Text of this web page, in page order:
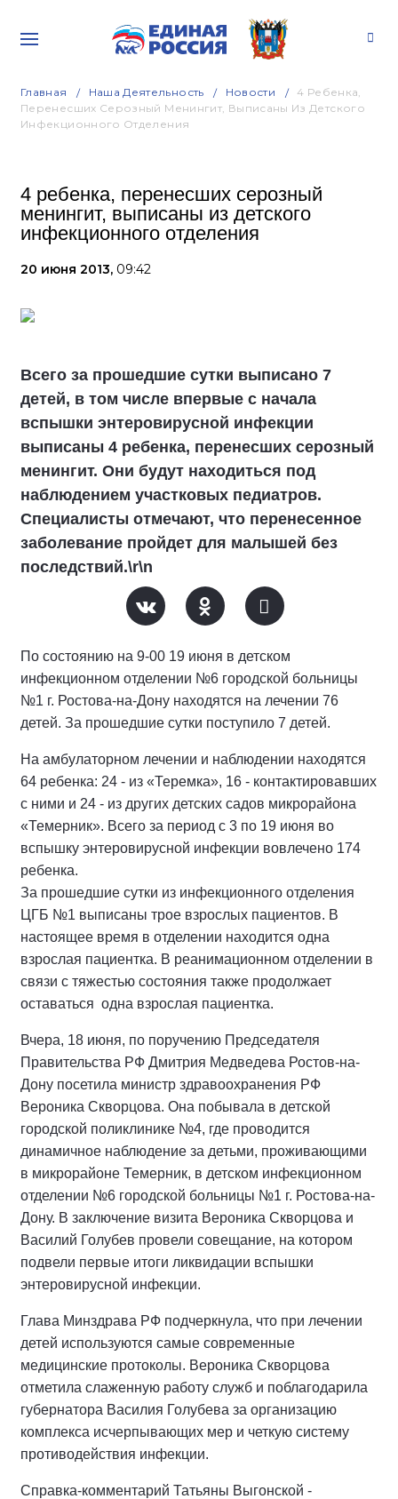
Главная Наша Деятельность Новости
4 Ребенка,
Перенесших Серозный Менингит, Выписаны Из Детского
Инфекционного Отделения
4 ребенка, перенесших серозный
менингит, выписаны из детского
инфекционного отделения
20 июня 2013, 09:42
Всего за прошедшие сутки выписано 7
детей, в том числе впервые с начала
вспышки энтеровирусной инфекции
выписаны 4 ребенка, перенесших серозный
менингит. Они будут находиться под
наблюдением участковых педиатров.
Специалисты отмечают, что перенесенное
заболевание пройдет для малышей без
последствий.\r\n
По состоянию на 9-00 19 июня в детском
инфекционном отделении №6 городской больницы
№1 г. Ростова-на-Дону находятся на лечении 76
детей. За прошедшие сутки поступило 7 детей.
На амбулаторном лечении и наблюдении находятся
64 ребенка: 24 - из «Теремка», 16 - контактировавших
с ними и 24 - из других детских садов микрорайона
«Темерник». Всего за период с 3 по 19 июня во
вспышку энтеровирусной инфекции вовлечено 174
ребенка.
За прошедшие сутки из инфекционного отделения
ЦГБ №1 выписаны трое взрослых пациентов. В
настоящее время в отделении находится одна
взрослая пациентка. В реанимационном отделении в
связи с тяжестью состояния также продолжает
оставаться одна взрослая пациентка.
Вчера, 18 июня, по поручению Председателя
Правительства РФ Дмитрия Медведева Ростов-на-
Дону посетила министр здравоохранения РФ
Вероника Скворцова. Она побывала в детской
городской поликлинике №4, где проводится
динамичное наблюдение за детьми, проживающими
в микрорайоне Темерник, в детском инфекционном
отделении №6 городской больницы №1 г. Ростова-на-
Дону. В заключение визита Вероника Скворцова и
Василий Голубев провели совещание, на котором
подвели первые итоги ликвидации вспышки
энтеровирусной инфекции.
Глава Минздрава РФ подчеркнула, что при лечении
детей используются самые современные
медицинские протоколы. Вероника Скворцова
отметила слаженную работу служб и поблагодарила
губернатора Василия Голубева за организацию
комплекса исчерпывающих мер и четкую систему
противодействия инфекции.
Справка-комментарий Татьяны Выгонской -